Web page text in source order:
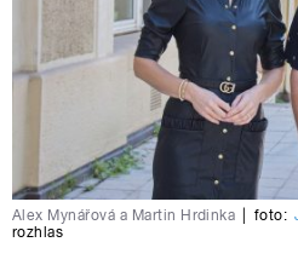
Alex Mynářová a Martin Hrdinka foto:
rozhlas